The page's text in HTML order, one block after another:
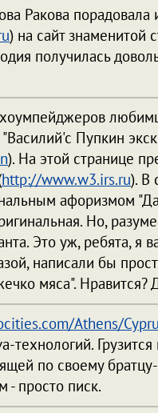
Ракова
) на сайт знаменитой
получилась
"Василий'с Пупкин
). На этой странице
http://www.w3.irs.ru). В
афоризмом
Но,
Это уж, ребята, я
написали бы
мяса". Нравится?
Athens/
технологий.
по своему
- просто писк.